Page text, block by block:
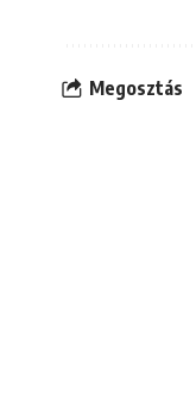
Megosztás